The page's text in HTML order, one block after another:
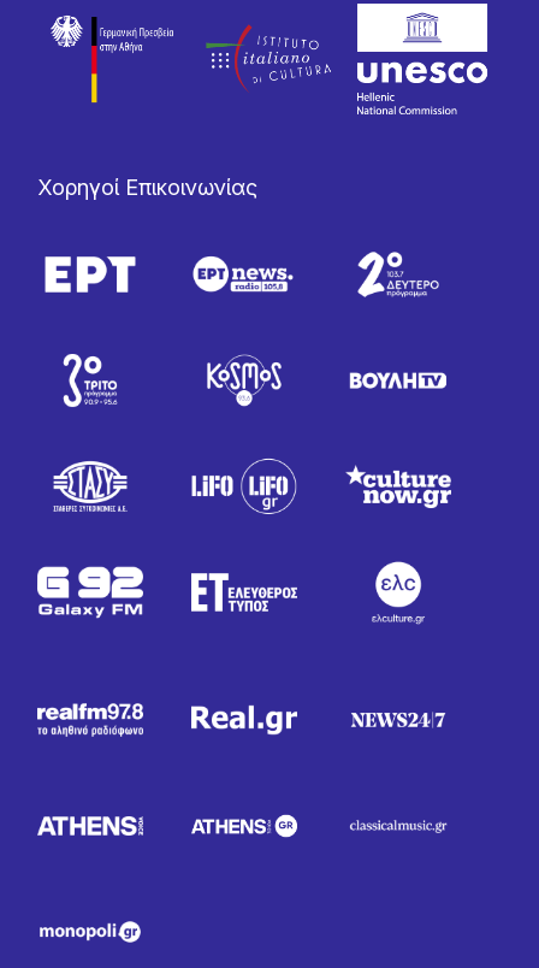
Χορηγοί Επικοινωνίας